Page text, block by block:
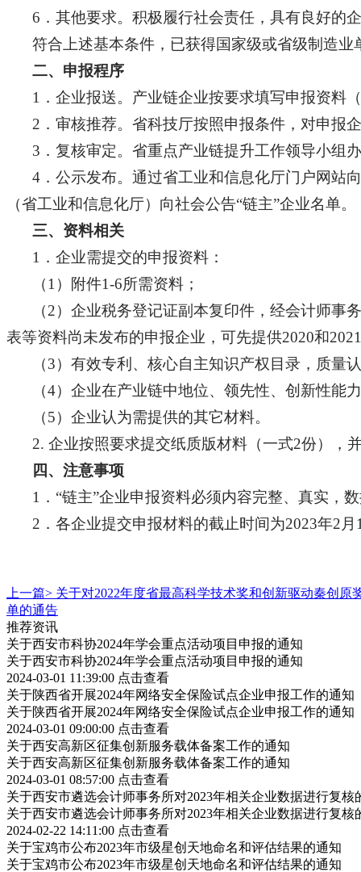
6．其他要求。积极履行社会责任，具有良好的
符合上述基本条件，已获得国家级或省级制造
二、申报程序
1．企业报送。产业链企业按要求填写申报资料
2．审核推荐。省科技厅按照申报条件，对申报
3．复核审定。省重点产业链提升工作领导小组
4．公示发布。通过省工业和信息化厅门户网站
（省工业和信息化厅）向社会公告“链主”企业名单。
三、资料相关
1．企业需提交的申报资料：
（1）附件1-6所需资料；
（2）企业税务登记证副本复印件，经会计师
表等资料尚未发布的申报企业，可先提供2020和
（3）有效专利、核心自主知识产权目录，质
（4）企业在产业链中地位、领先性、创新性能
（5）企业认为需提供的其它材料。
2. 企业按照要求提交纸质版材料（一式2份），
四、注意事项
1．“链主”企业申报资料必须内容完整、真实，
2．各企业提交申报材料的截止时间为2023年2月
上一篇> 关于对2022年度省最高科学技术奖和创新驱动秦创原
单的通告
推荐资讯
关于西安市科协2024年学会重点活动项目申报的通知
关于西安市科协2024年学会重点活动项目申报的通知
2024-03-01 11:39:00 点击查看
关于陕西省开展2024年网络安全保险试点企业申报工作的通知
关于陕西省开展2024年网络安全保险试点企业申报工作的通知
2024-03-01 09:00:00 点击查看
关于西安高新区征集创新服务载体备案工作的通知
关于西安高新区征集创新服务载体备案工作的通知
2024-03-01 08:57:00 点击查看
关于西安市遴选会计师事务所对2023年相关企业数据进行复核
关于西安市遴选会计师事务所对2023年相关企业数据进行复核
2024-02-22 14:11:00 点击查看
关于宝鸡市公布2023年市级星创天地命名和评估结果的通知
关于宝鸡市公布2023年市级星创天地命名和评估结果的通知